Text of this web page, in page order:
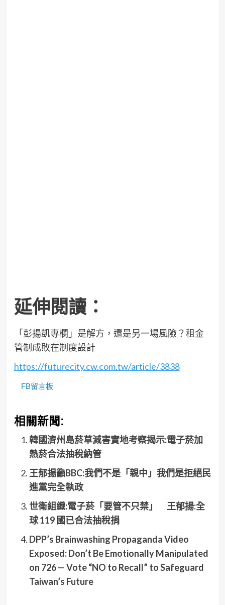
延伸閱讀：
「彭揚凱專欄」是解方，還是另一場風險？租金
管制成敗在制度設計
https://futurecity.cw.com.tw/article/3838
FB留言板
相關新聞:
韓國濟州島菸草減害實地考察揭示:電子菸加
熱菸合法抽稅納管
王郁揚籲BBC:我們不是「親中」我們是拒絕民
進黨完全執政
世衛組織:電子菸「要管不只禁」 王郁揚:全
球 119 國已合法抽稅捐
DPP’s Brainwashing Propaganda Video
Exposed: Don’t Be Emotionally Manipulated
on 726 — Vote “NO to Recall” to Safeguard
Taiwan’s Future